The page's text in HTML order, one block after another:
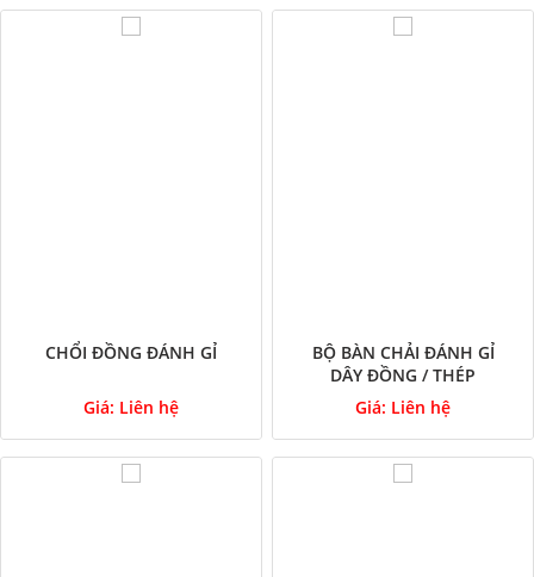
CHỔI ĐỒNG ĐÁNH GỈ
Giá: Liên hệ
BỘ BÀN CHẢI ĐÁNH GỈ
DÂY ĐỒNG / THÉP
Giá: Liên hệ